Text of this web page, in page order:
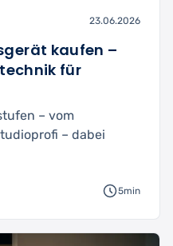
23.06.2026
kaufen –
für
– vom
– dabei
5min